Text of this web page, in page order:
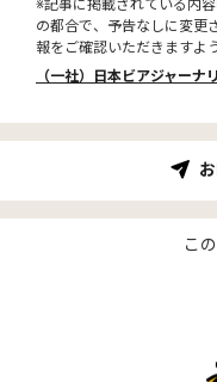
※記事に掲載されている内
の都合で、予告なしに変更
報をご確認いただきますよ
（一社）日本ビアジャーナ
こ